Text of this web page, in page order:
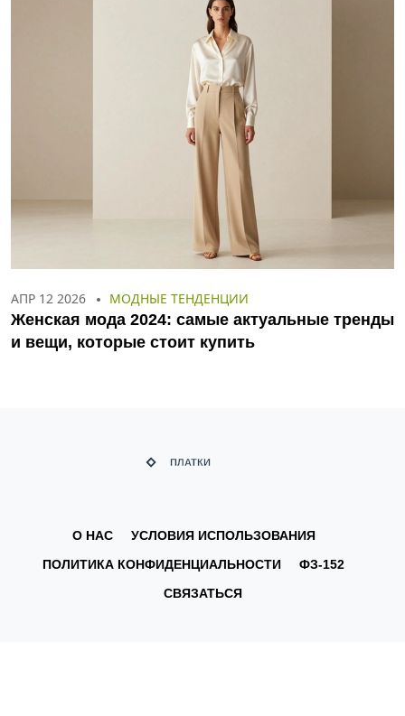
АПР 12 2026 МОДНЫЕ ТЕНДЕНЦИИ
Женская мода 2024: самые актуальные тренды
и вещи, которые стоит купить
О НАС
УСЛОВИЯ ИСПОЛЬЗОВАНИЯ
ПОЛИТИКА КОНФИДЕНЦИАЛЬНОСТИ
ФЗ-152
СВЯЗАТЬСЯ